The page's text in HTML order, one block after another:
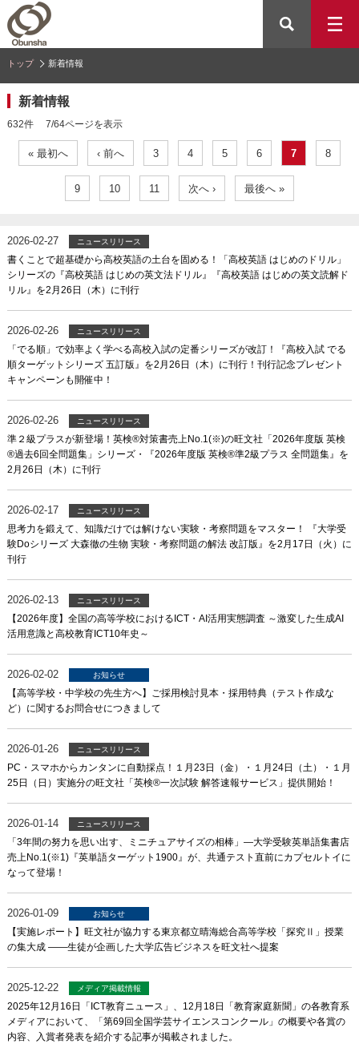
トップ 新着情報
新着情報
632件 7/64ページを表示
« 最初へ ‹ 前へ 3 4 5 6 7 8
9 10 11 次へ › 最後へ »
2026-02-27 ニュースリリース
書くことで超基礎から高校英語の土台を固める！「高校英語 はじめのドリル」
シリーズの『高校英語 はじめの英文法ドリル』『高校英語 はじめの英文読解ド
リル』を2月26日（木）に刊行
2026-02-26 ニュースリリース
「でる順」で効率よく学べる高校入試の定番シリーズが改訂！『高校入試 でる
順ターゲットシリーズ 五訂版』を2月26日（木）に刊行！刊行記念プレゼント
キャンペーンも開催中！
2026-02-26 ニュースリリース
準２級プラスが新登場！英検®対策書売上No.1(※)の旺文社「2026年度版 英検
®過去6回全問題集」シリーズ・『2026年度版 英検®準2級プラス 全問題集』を
2月26日（木）に刊行
2026-02-17 ニュースリリース
思考力を鍛えて、知識だけでは解けない実験・考察問題をマスター！ 『大学受
験Doシリーズ 大森徹の生物 実験・考察問題の解法 改訂版』を2月17日（火）に
刊行
2026-02-13 ニュースリリース
【2026年度】全国の高等学校におけるICT・AI活用実態調査 ～激変した生成AI
活用意識と高校教育ICT10年史～
2026-02-02 お知らせ
【高等学校・中学校の先生方へ】ご採用検討見本・採用特典（テスト作成な
ど）に関するお問合せにつきまして
2026-01-26 ニュースリリース
PC・スマホからカンタンに自動採点！１月23日（金）・１月24日（土）・１月
25日（日）実施分の旺文社「英検®一次試験 解答速報サービス」提供開始！
2026-01-14 ニュースリリース
「3年間の努力を思い出す、ミニチュアサイズの相棒」―大学受験英単語集書店
売上No.1(※1)『英単語ターゲット1900』が、共通テスト直前にカプセルトイに
なって登場！
2026-01-09 お知らせ
【実施レポート】旺文社が協力する東京都立晴海総合高等学校「探究Ⅱ」授業
の集大成 ――生徒が企画した大学広告ビジネスを旺文社へ提案
2025-12-22 メディア掲載情報
2025年12月16日「ICT教育ニュース」、12月18日「教育家庭新聞」の各教育系
メディアにおいて、「第69回全国学芸サイエンスコンクール」の概要や各賞の
内容、入賞者発表を紹介する記事が掲載されました。